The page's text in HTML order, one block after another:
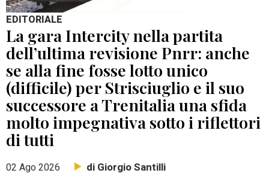
EDITORIALE
La gara Intercity nella partita
dell’ultima revisione Pnrr: anche
se alla fine fosse lotto unico
(difficile) per Strisciuglio e il suo
successore a Trenitalia una sfida
molto impegnativa sotto i riflettori
di tutti
02 Ago 2026 di Giorgio Santilli